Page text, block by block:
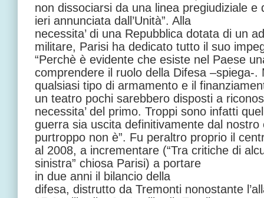
non dissociarsi da una linea pregiudiziale e
ieri annunciata dall’Unità”. Alla
necessita’ di una Repubblica dotata di un
militare, Parisi ha dedicato tutto il suo
“Perchè è evidente che esiste nel Paese
comprendere il ruolo della Difesa –spiega-.
qualsiasi tipo di armamento e il
un teatro pochi sarebbero disposti a
necessita’ del primo. Troppi sono infatti
guerra sia uscita definitivamente dal nostro
purtroppo non è”. Fu peraltro proprio il
al 2008, a incrementare (“Tra critiche di
sinistra” chiosa Parisi) a portare
in due anni il bilancio della
difesa, distrutto da Tremonti nonostante